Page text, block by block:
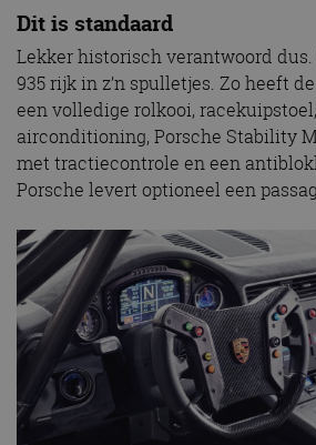
Dit is standaard
Lekker historisch verantwoord
935 rijk in z’n spulletjes. Zo heeft
een volledige rolkooi,
airconditioning, Porsche Stability
met tractiecontrole en een
Porsche levert optioneel een